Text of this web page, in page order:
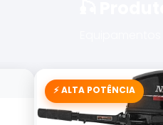
⚡ ALTA POTÊNCIA